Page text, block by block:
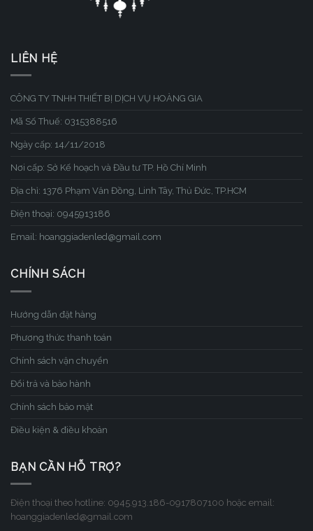
LIÊN HỆ
CÔNG TY TNHH THIẾT BỊ DỊCH VỤ HOÀNG GIA
Mã Số Thuế: 0315388516
Ngày cấp: 14/11/2018
Nơi cấp: Sở Kế hoạch và Đầu tư TP. Hồ Chí Minh
Địa chỉ: 1376 Phạm Văn Đồng, Linh Tây, Thủ Đức, TP.HCM
Điện thoại: 0945913186
Email: hoanggiadenled@gmail.com
CHÍNH SÁCH
Hướng dẫn đặt hàng
Phương thức thanh toán
Chính sách vận chuyển
Đổi trả và bảo hành
Chính sách bảo mật
Điều kiện & điều khoản
BẠN CẦN HỖ TRỢ?
Điện thoại theo hotline: 0945.913.186-0917807100 hoặc email:
hoanggiadenled@gmail.com